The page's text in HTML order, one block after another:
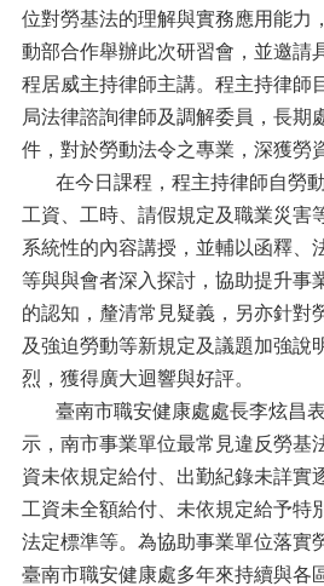
位對勞基法的理解與實務應用能力
動部合作舉辦此次研習會，並邀請
程居威主持律師主講。程主持律師
局法律諮詢律師及調解委員，長期
件，對於勞動法令之專業，深獲勞
在今日課程，程主持律師自勞動
工資、工時、請假規定及職業災害
系統性的內容講授，並輔以函釋、
等與與會者深入探討，協助提升事
的認知，釐清常見疑義，另亦針對
及強迫勞動等新規定及議題加強說
烈，獲得廣大迴響與好評。
臺南市職安健康處處長李炫昌
示，南市事業單位最常見違反勞基
資未依規定給付、出勤紀錄未詳實
工資未全額給付、未依規定給予特
法定標準等。為協助事業單位落實
臺南市職安健康處多年來持續與各